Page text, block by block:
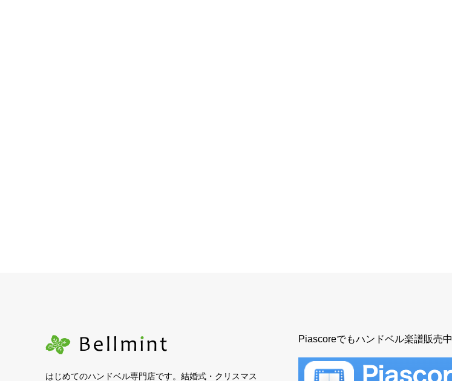
はじめてのハンドベル専門店です。結婚式・クリスマス
Piascoreでもハンドベル楽譜販売中